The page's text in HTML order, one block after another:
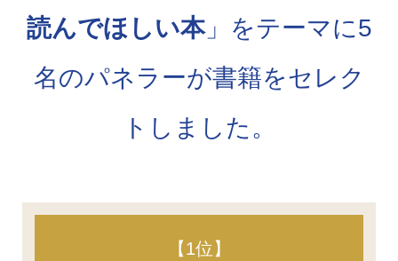
読んでほしい本」をテーマに5
名のパネラーが書籍をセレク
トしました。
【1位】